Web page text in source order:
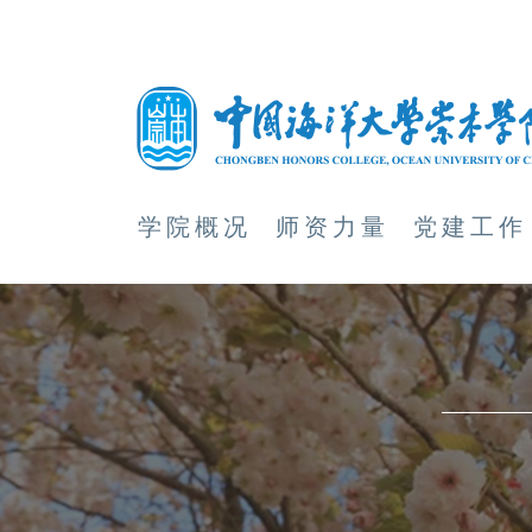
学院概况 师资力量 党建工作